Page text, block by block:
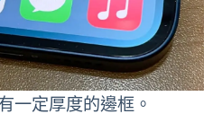
一定厚度的邊框。